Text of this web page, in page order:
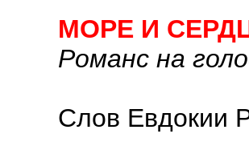
МОРЕ И
Романс на
Слов Евдокии